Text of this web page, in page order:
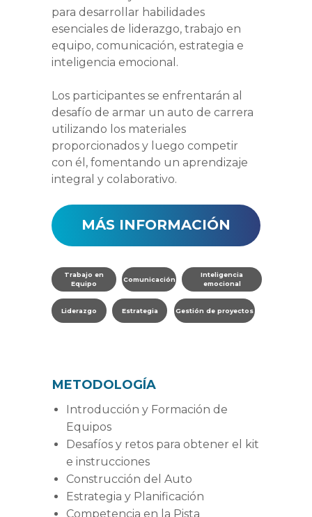
para desarrollar habilidades
esenciales de liderazgo, trabajo en
equipo, comunicación, estrategia e
inteligencia emocional.
Los participantes se enfrentarán al
desafío de armar un auto de carrera
utilizando los materiales
proporcionados y luego competir
con él, fomentando un aprendizaje
integral y colaborativo.
MÁS INFORMACIÓN
Trabajo en
Equipo
Comunicación
Inteligencia
emocional
Liderazgo Estrategia Gestión de proyectos
METODOLOGÍA
Introducción y Formación de
Equipos
Desafíos y retos para obtener el kit
e instrucciones
Construcción del Auto
Estrategia y Planificación
Competencia en la Pista